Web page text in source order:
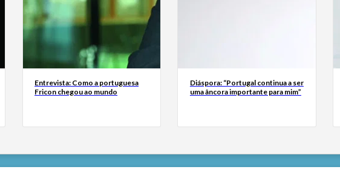
Entrevista: Como a portuguesa
Fricon chegou ao mundo
Diáspora: “Portugal continua a ser
uma âncora importante para mim”